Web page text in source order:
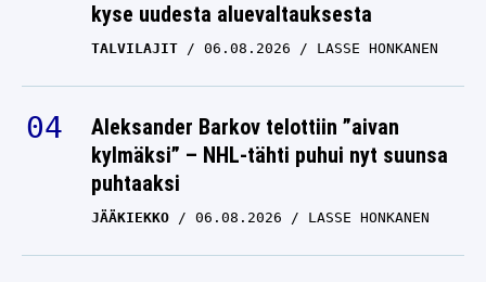
kyse uudesta aluevaltauksesta
TALVILAJIT 06.08.2026 LASSE HONKANEN
Aleksander Barkov telottiin ”aivan
kylmäksi” – NHL-tähti puhui nyt suunsa
puhtaaksi
JÄÄKIEKKO 06.08.2026 LASSE HONKANEN